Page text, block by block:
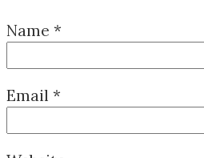
Name *
Email *